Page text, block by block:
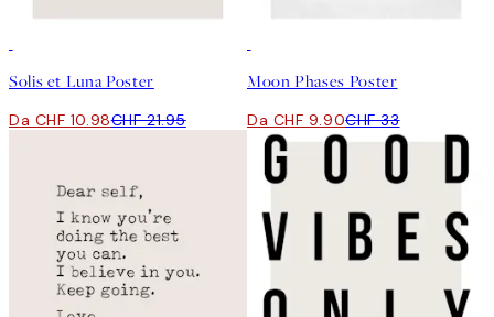
Solis et Luna Poster
Da CHF 10.98CHF 21.95
Moon Phases Poster
Da CHF 9.90CHF 33